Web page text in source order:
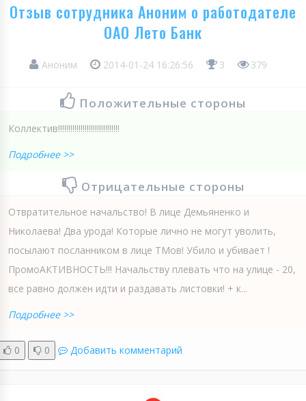
Отзыв сотрудника Аноним о работодателе
ОАО Лето Банк
Аноним 2014-01-24 16:26:56 3 379
Положительные стороны
Коллектив!!!!!!!!!!!!!!!!!!!!!!!!!!!!!!
Подробнее >>
Отрицательные стороны
Отвратительное начальство! В лице Демьяненко и
Николаева! Два урода! Которые лично не могут уволить,
посылают посланником в лице ТМов! Убило и убивает !
ПромоАКТИВНОСТЬ!!! Начальству плевать что на улице - 20,
все равно должен идти и раздавать листовки! + к...
Подробнее >>
0 0 Добавить комментарий